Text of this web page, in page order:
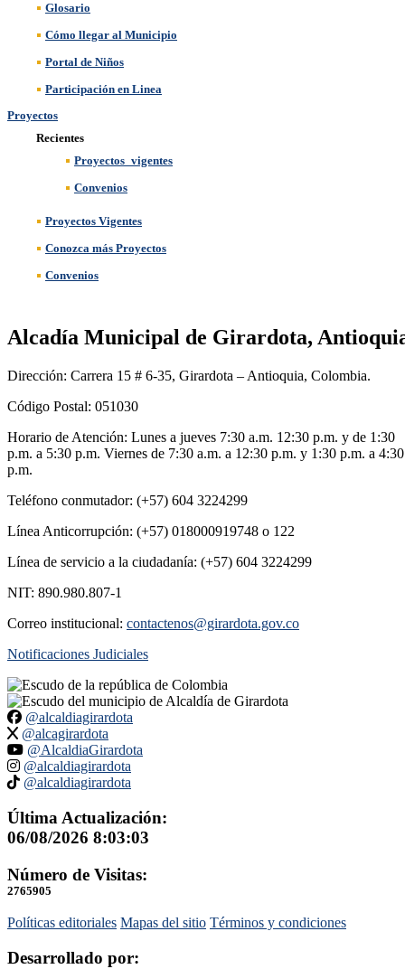
Glosario
Cómo llegar al Municipio
Portal de Niños
Participación en Linea
Proyectos
Recientes
Proyectos_vigentes
Convenios
Proyectos Vigentes
Conozca más Proyectos
Convenios
Alcadía Municipal de Girardota,
Dirección: Carrera 15 # 6-35, Girardota – Antioquia, Colombia.
Código Postal: 051030
Horario de Atención: Lunes a jueves 7:30 a.m. 12:30 p.m. y de 1:30
p.m. a 5:30 p.m. Viernes de 7:30 a.m. a 12:30 p.m. y 1:30 p.m. a 4:30
p.m.
Teléfono conmutador: (+57) 604 3224299
Línea Anticorrupción: (+57) 018000919748 o 122
Línea de servicio a la ciudadanía: (+57) 604 3224299
NIT: 890.980.807-1
Correo institucional: contactenos@girardota.gov.co
Notificaciones Judiciales
@alcaldiagirardota
@alcagirardota
@AlcaldiaGirardota
@alcaldiagirardota
@alcaldiagirardota
Última Actualización:
06/08/2026 8:03:03
Número de Visitas:
2765905
Políticas editoriales Mapas del sitio Términos y condiciones
Desarrollado por: